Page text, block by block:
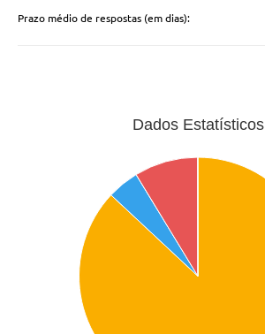
Prazo médio de respostas (em dias):
Dados Estatísticos